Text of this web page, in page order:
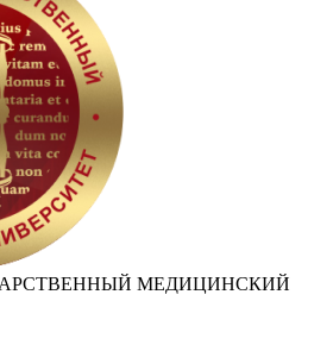
МЕДИЦИНСКИЙ